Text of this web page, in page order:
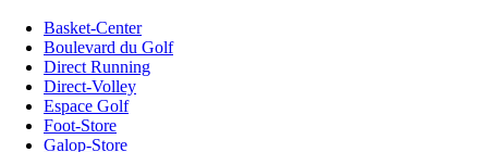
Basket-Center
Boulevard du Golf
Direct Running
Direct-Volley
Espace Golf
Foot-Store
Galop-Store